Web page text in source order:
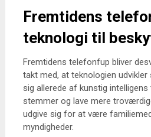
Fremtidens
teknologi til
Fremtidens telefonfup bliver
takt med, at teknologien udvikler
sig allerede af kunstig
stemmer og lave mere
udgive sig for at være
myndigheder.